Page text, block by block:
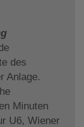
des
Anlage.
Minuten
U6, Wiener